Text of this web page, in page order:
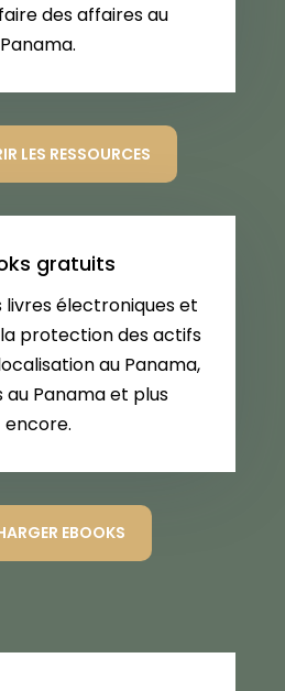
des affaires au
Panama.
LES RESSOURCES
gratuits
livres électroniques et
la protection des actifs
au Panama,
au Panama et plus
encore.
EBOOKS